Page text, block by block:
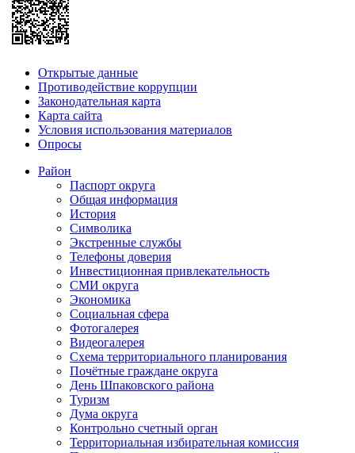
Открытые данные
Противодействие коррупции
Законодательная карта
Карта сайта
Условия использования материалов
Опросы
Район
Паспорт округа
Общая информация
История
Символика
Экстренные службы
Телефоны доверия
Инвестиционная привлекательность
СМИ округа
Экономика
Социальная сфера
Фотогалерея
Видеогалерея
Схема территориального планирования
Почётные граждане округа
День Шпаковского района
Туризм
Дума округа
Контрольно счетный орган
Территориальная избирательная комиссия